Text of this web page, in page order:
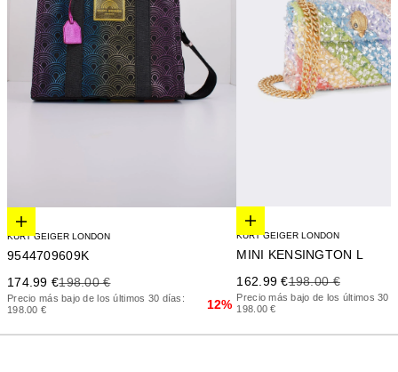
Elige opciones
KURT GEIGER LONDON
9544709609K
Precio de oferta
174.99 €Precio anterior
198.00 €
Precio más bajo de los últimos 30 días:
198.00 €
12%
Elige opciones
KURT GEIGER LONDON
MINI KENSINGTON L
Precio de oferta
162.99 €Precio anterior
198.00 €
Precio más bajo de los últimos 30
198.00 €